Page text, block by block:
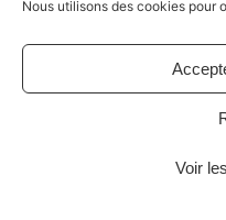
Nous utilisons des cookies pour
Voir